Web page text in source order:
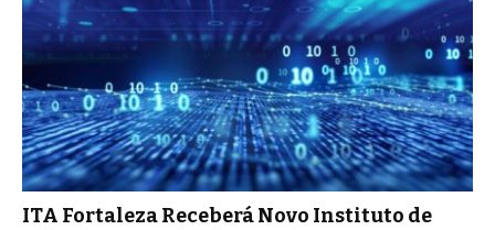
ITA Fortaleza Receberá Novo Instituto de